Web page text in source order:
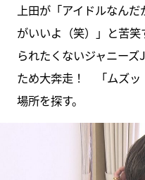
上田が「アイドルなんだ
がいいよ（笑）」と苦
られたくないジャニー
ため大奔走！ 「ムズッ
場所を探す。